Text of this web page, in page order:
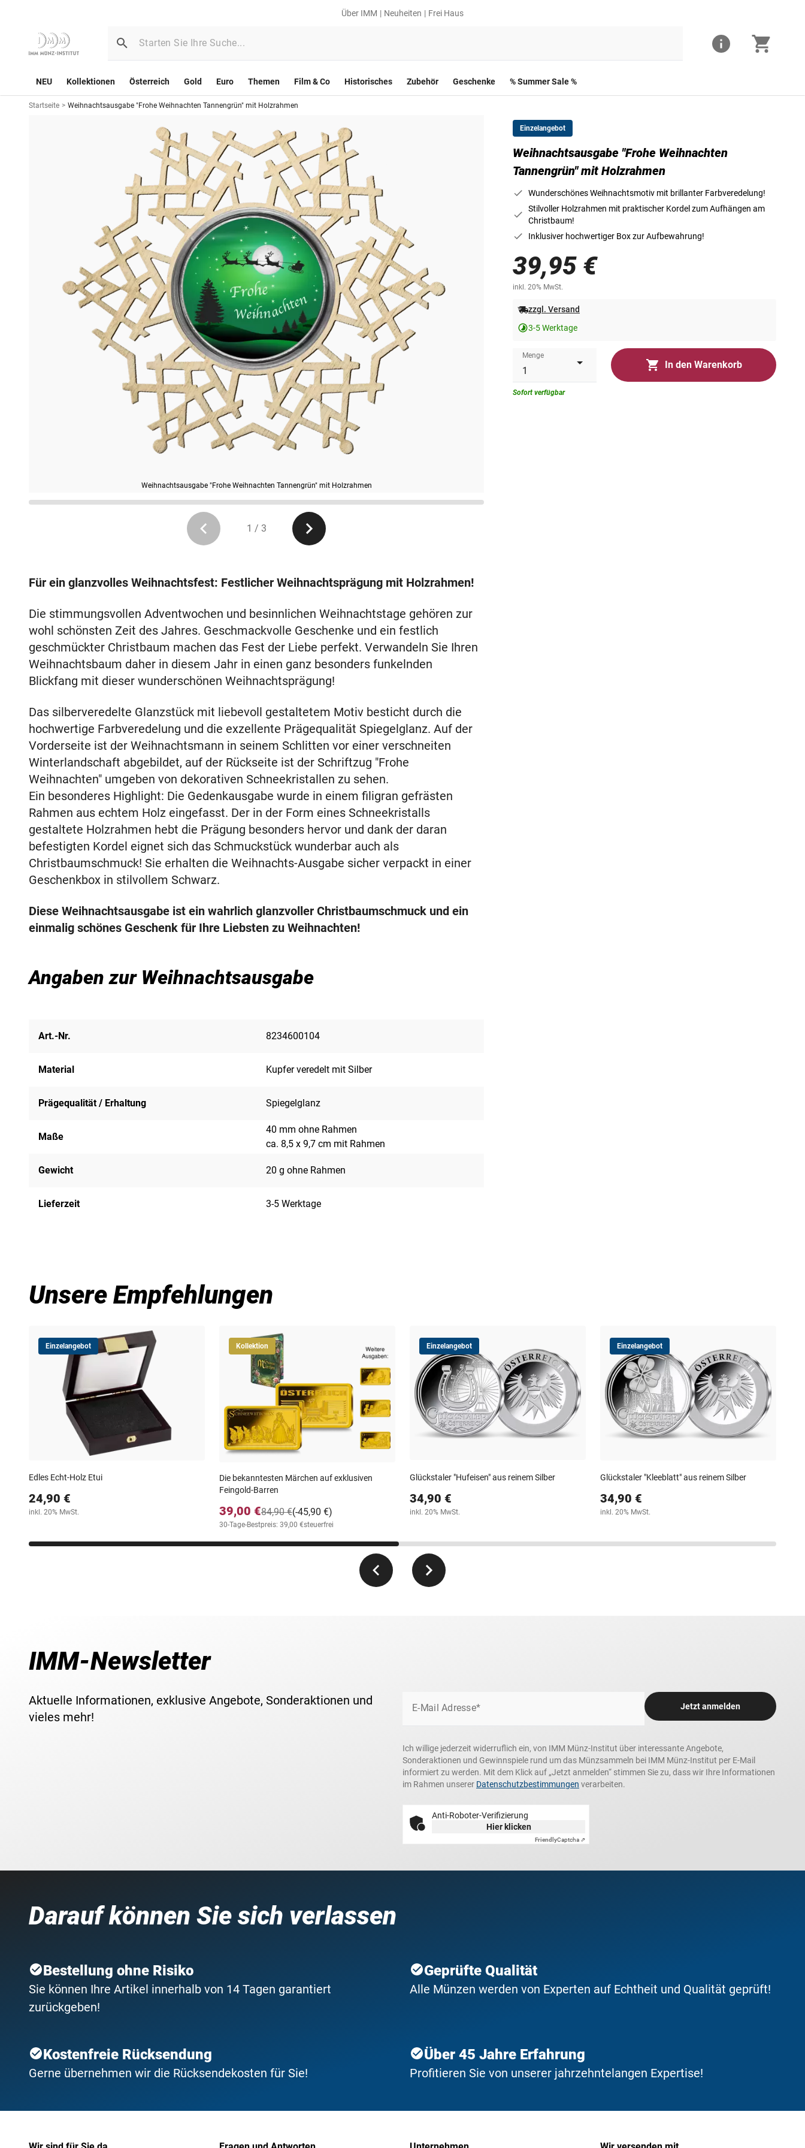
Über IMM Neuheiten Frei Haus
NEU Kollektionen Österreich Gold Euro Themen Film & Co Historisches Zubehör Geschenke % Summer Sale %
Startseite > Weihnachtsausgabe "Frohe Weihnachten Tannengrün" mit Holzrahmen
Weihnachtsausgabe "Frohe Weihnachten Tannengrün" mit Holzrahmen
Die Vorderseite der Weihnachtsausgabe
1 / 3
Einzelangebot
Weihnachtsausgabe "Frohe Weihnachten
Tannengrün" mit Holzrahmen
Wunderschönes Weihnachtsmotiv mit brillanter Farbveredelung!
Stilvoller Holzrahmen mit praktischer Kordel zum Aufhängen am
Christbaum!
Inklusiver hochwertiger Box zur Aufbewahrung!
39,95 €
inkl. 20% MwSt.
zzgl. Versand
3-5 Werktage
Menge
In den Warenkorb
Sofort verfügbar
Für ein glanzvolles Weihnachtsfest: Festlicher Weihnachtsprägung mit Holzrahmen!
Die stimmungsvollen Adventwochen und besinnlichen Weihnachtstage gehören zur
wohl schönsten Zeit des Jahres. Geschmackvolle Geschenke und ein festlich
geschmückter Christbaum machen das Fest der Liebe perfekt. Verwandeln Sie Ihren
Weihnachtsbaum daher in diesem Jahr in einen ganz besonders funkelnden
Blickfang mit dieser wunderschönen Weihnachtsprägung!
Das silberveredelte Glanzstück mit liebevoll gestaltetem Motiv besticht durch die
hochwertige Farbveredelung und die exzellente Prägequalität Spiegelglanz. Auf der
Vorderseite ist der Weihnachtsmann in seinem Schlitten vor einer verschneiten
Winterlandschaft abgebildet, auf der Rückseite ist der Schriftzug "Frohe
Weihnachten" umgeben von dekorativen Schneekristallen zu sehen.
Ein besonderes Highlight: Die Gedenkausgabe wurde in einem filigran gefrästen
Rahmen aus echtem Holz eingefasst. Der in der Form eines Schneekristalls
gestaltete Holzrahmen hebt die Prägung besonders hervor und dank der daran
befestigten Kordel eignet sich das Schmuckstück wunderbar auch als
Christbaumschmuck! Sie erhalten die Weihnachts-Ausgabe sicher verpackt in einer
Geschenkbox in stilvollem Schwarz.
Diese Weihnachtsausgabe ist ein wahrlich glanzvoller Christbaumschmuck und ein
einmalig schönes Geschenk für Ihre Liebsten zu Weihnachten!
Angaben zur Weihnachtsausgabe
Art.-Nr. 8234600104
Material Kupfer veredelt mit Silber
Prägequalität / Erhaltung Spiegelglanz
Maße
40 mm ohne Rahmen
ca. 8,5 x 9,7 cm mit Rahmen
Gewicht 20 g ohne Rahmen
Lieferzeit 3-5 Werktage
Unsere Empfehlungen
Einzelangebot
Edles Echt-Holz Etui
24,90 €
inkl. 20% MwSt.
Kollektion
Die bekanntesten Märchen auf exklusiven
Feingold-Barren
39,00 € (-45,90 €)
84,90 €
30-Tage-Bestpreis: 39,00 €steuerfrei
Einzelangebot
Glückstaler "Hufeisen" aus reinem Silber
34,90 €
inkl. 20% MwSt.
Einzelangebot
Glückstaler "Kleeblatt" aus reinem Silber
34,90 €
inkl. 20% MwSt.
IMM-Newsletter
Aktuelle Informationen, exklusive Angebote, Sonderaktionen und
vieles mehr!
E-Mail Adresse* Jetzt anmelden
Ich willige jederzeit widerruflich ein, von IMM Münz-Institut über interessante Angebote,
Sonderaktionen und Gewinnspiele rund um das Münzsammeln bei IMM Münz-Institut per E-Mail
informiert zu werden. Mit dem Klick auf „Jetzt anmelden“ stimmen Sie zu, dass wir Ihre Informationen
im Rahmen unserer Datenschutzbestimmungen verarbeiten.
Anti-Roboter-Verifizierung
Hier klicken
FriendlyCaptcha ⇗
Darauf können Sie sich verlassen
Bestellung ohne Risiko
Sie können Ihre Artikel innerhalb von 14 Tagen garantiert
zurückgeben!
Geprüfte Qualität
Alle Münzen werden von Experten auf Echtheit und Qualität geprüft!
Kostenfreie Rücksendung
Gerne übernehmen wir die Rücksendekosten für Sie!
Über 45 Jahre Erfahrung
Profitieren Sie von unserer jahrzehntelangen Expertise!